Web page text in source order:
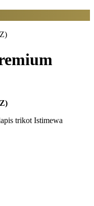
trikot Istimewa